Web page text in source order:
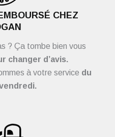
CHEZ
? Ça tombe bien vous
changer d’avis.
à votre service du